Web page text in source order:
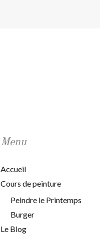
Menu
Accueil
Cours de peinture
Peindre le Printemps
Burger
Le Blog